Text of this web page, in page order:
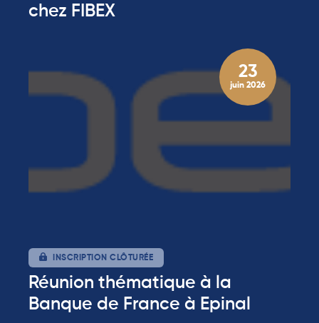
chez FIBEX
23
juin 2026
INSCRIPTION CLÔTURÉE
Réunion thématique à la
Banque de France à Epinal